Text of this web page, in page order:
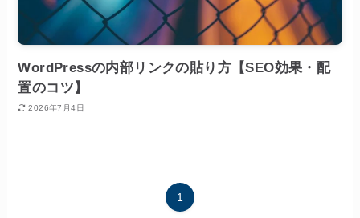
WordPressの内部リンクの貼り方【SEO効果・配
置のコツ】
2026年7月4日
1